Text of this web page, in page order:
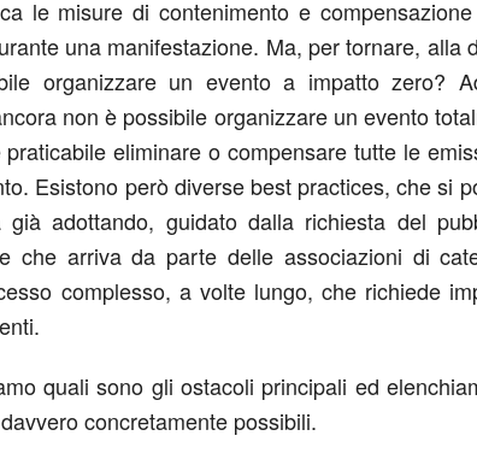
le misure di contenimento e
una manifestazione. Ma, per tornare, alla
organizzare un evento a impatto zero?
non è possibile organizzare un evento
eliminare o compensare tutte le
Esistono però diverse best practices, che si
adottando, guidato dalla richiesta del
che arriva da parte delle associazioni di
complesso, a volte lungo, che richiede
quali sono gli ostacoli principali ed
concretamente possibili.